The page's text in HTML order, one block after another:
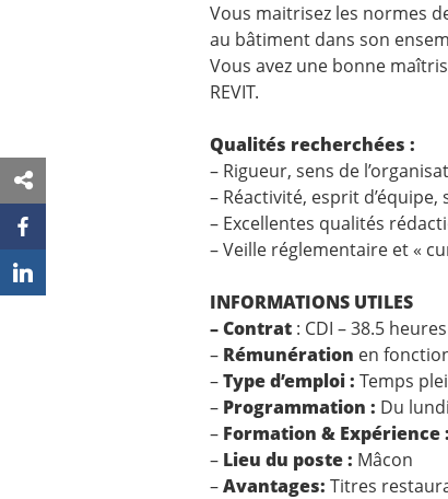
Vous maitrisez les normes
au bâtiment dans son
Vous avez une bonne
REVIT.
Qualités recherchées :
– Rigueur, sens de
– Réactivité, esprit
– Excellentes qualités
– Veille réglementaire et «
INFORMATIONS UTILES
– Contrat : CDI – 38.5
– Rémunération en
–Type d’emploi : Temps
– Programmation : Du
– Formation & Expérience :
– Lieu du poste : Mâcon
–Avantages: Titres